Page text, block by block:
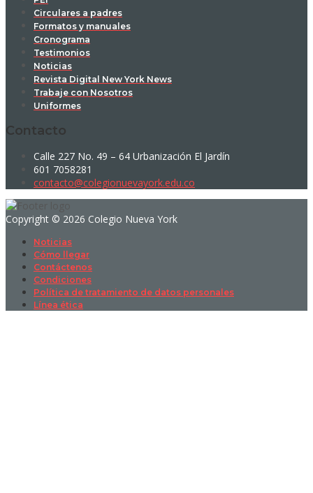
Circulares a padres
Formatos y manuales
Cronograma
Testimonios
Noticias
Revista Digital New York News
Trabaje con Nosotros
Uniformes
Contacto
Calle 227 No. 49 – 64 Urbanización El Jardín
601 7058281
contacto@colegionuevayork.edu.co
Copyright © 2026 Colegio Nueva York
Noticias
Cómo llegar
Contáctenos
Condiciones
Política de tratamiento de datos personales
Línea ética